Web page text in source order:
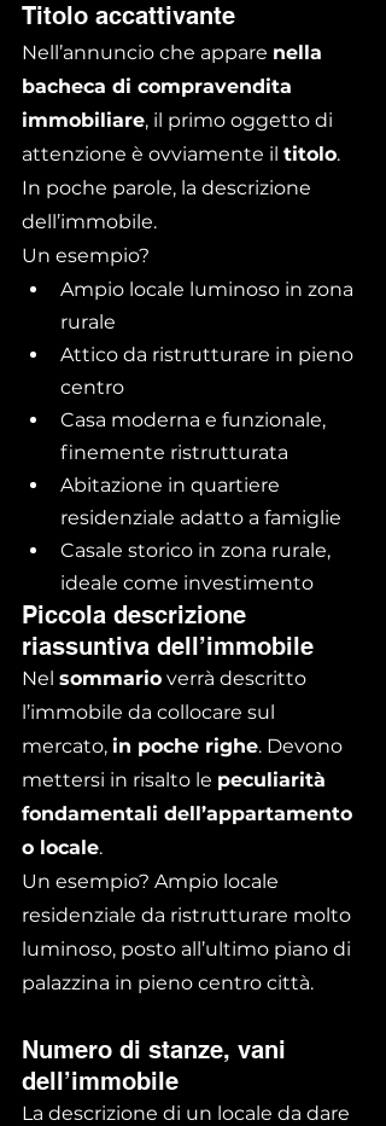
Titolo accattivante
Nell’annuncio che appare nella
bacheca di compravendita
immobiliare, il primo oggetto di
attenzione è ovviamente il titolo.
In poche parole, la descrizione
dell’immobile.
Un esempio?
Ampio locale luminoso in zona
rurale
Attico da ristrutturare in pieno
centro
Casa moderna e funzionale,
finemente ristrutturata
Abitazione in quartiere
residenziale adatto a famiglie
Casale storico in zona rurale,
ideale come investimento
Piccola descrizione
riassuntiva dell’immobile
Nel sommario verrà descritto
l’immobile da collocare sul
mercato, in poche righe. Devono
mettersi in risalto le peculiarità
fondamentali dell’appartamento
o locale.
Un esempio? Ampio locale
residenziale da ristrutturare molto
luminoso, posto all’ultimo piano di
palazzina in pieno centro città.
Numero di stanze, vani
dell’immobile
La descrizione di un locale da dare